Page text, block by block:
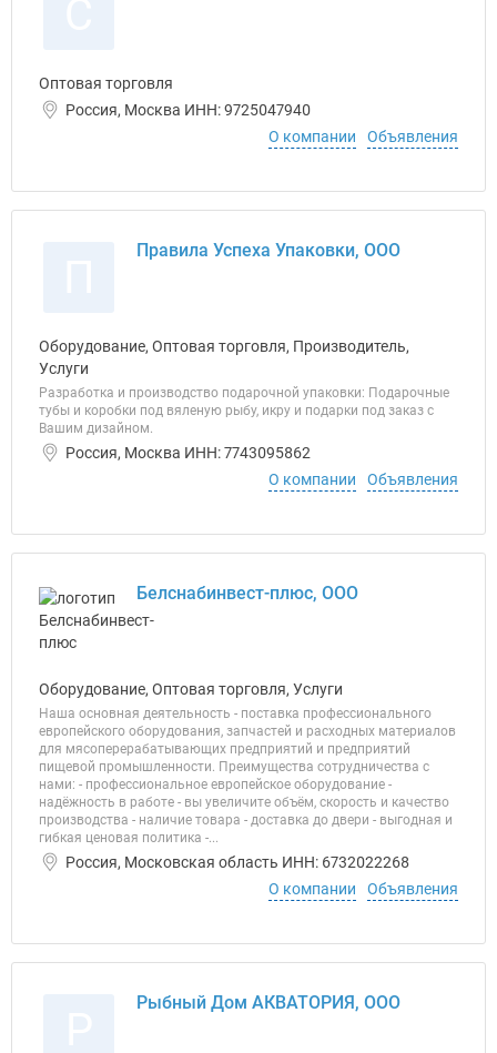
Оптовая торговля
Россия, Москва ИНН: 9725047940
О компании
Объявления
Правила Успеха Упаковки, ООО
Оборудование, Оптовая торговля, Производитель,
Услуги
Разработка и производство подарочной упаковки: Подарочные
тубы и коробки под вяленую рыбу, икру и подарки под заказ с
Вашим дизайном.
Россия, Москва ИНН: 7743095862
О компании
Объявления
Белснабинвест-плюс, ООО
Оборудование, Оптовая торговля, Услуги
Наша основная деятельность - поставка профессионального
европейского оборудования, запчастей и расходных материалов
для мясоперерабатывающих предприятий и предприятий
пищевой промышленности. Преимущества сотрудничества с
нами: - профессиональное европейское оборудование -
надёжность в работе - вы увеличите объём, скорость и качество
производства - наличие товара - доставка до двери - выгодная и
гибкая ценовая политика -...
Россия, Московская область ИНН: 6732022268
О компании
Объявления
Рыбный Дом АКВАТОРИЯ, ООО